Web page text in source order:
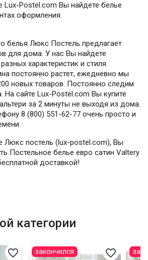
Lux-Postel.com Вы найдете белье
оформления.
белья Люкс Постель предлагает
для дома. У нас Вы найдете
характеристик и стиля.
постоянно растет, ежедневно мы
новых товаров. Постоянно следим
На сайте Lux-Postel.com Вы купите
за 2 минуты не выходя из дома.
8 (800) 551-62-77 очень просто и
Люкс постель (lux-postel.com), Вы
Постельное белье евро сатин Valtery
доставкой!
категории
favorite_border favorite_border
закончился